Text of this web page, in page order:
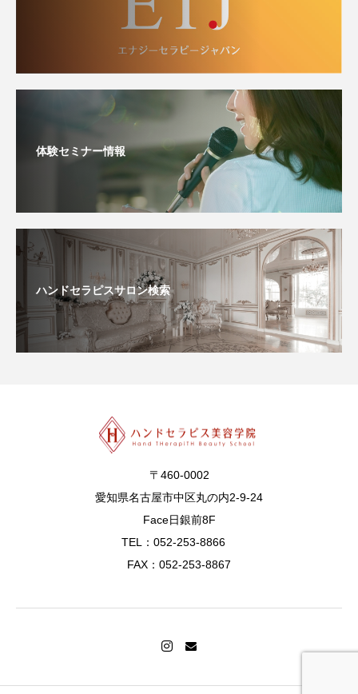
体験セミナー情報
ハンドセラピスサロン検索
〒460-0002
愛知県名古屋市中区丸の内2-9-24
Face日銀前8F
TEL：052-253-8866
FAX：052-253-8867